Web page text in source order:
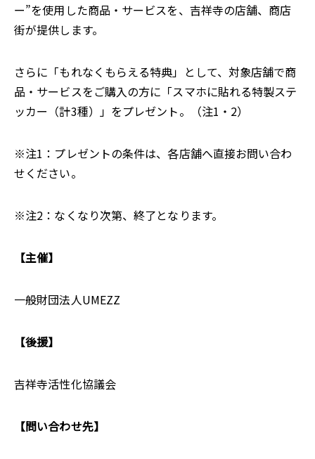
ー”を使用した商品・サービスを、吉祥寺の店舗、商店
街が提供します。
さらに「もれなくもらえる特典」として、対象店舗で商
品・サービスをご購入の方に「スマホに貼れる特製ステ
ッカー（計3種）」をプレゼント。（注1・2）
※注1：プレゼントの条件は、各店舗へ直接お問い合わ
せください。
※注2：なくなり次第、終了となります。
【主催】
一般財団法人UMEZZ
【後援】
吉祥寺活性化協議会
【問い合わせ先】